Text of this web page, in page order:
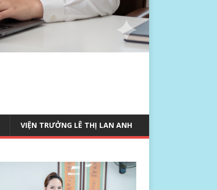
VIỆN TRƯỞNG LÊ THỊ LAN ANH